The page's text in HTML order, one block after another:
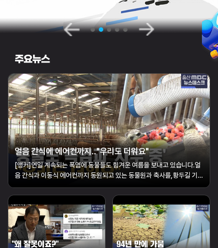
주요뉴스
얼음 간식에 에어컨까지‥"우리도 더워요"
[앵커]연일 계속되는 폭염에 동물들도 힘겨운 여름을 보내고 있습니다.얼
음 간식과 이동식 에어컨까지 동원되고 있는 동물원과 축사를,황두길 기자
도계는 바깥 온도와 비슷한 32도를 가리키고 있습니다.사육장 안의 은여
우들은 조금이라도 시원한 곳...